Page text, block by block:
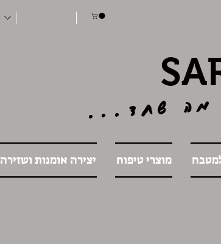
מה שחד...
מוצרי טיפוח יצירה אומנות ושזירה